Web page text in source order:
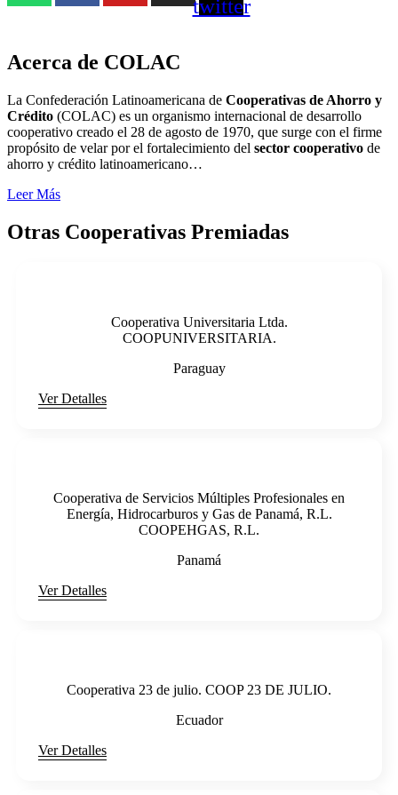
twitter
Acerca de COLAC
La Confederación Latinoamericana de Cooperativas de Ahorro y
Crédito (COLAC) es un organismo internacional de desarrollo
cooperativo creado el 28 de agosto de 1970, que surge con el firme
propósito de velar por el fortalecimiento del sector cooperativo de
ahorro y crédito latinoamericano…
Leer Más
Otras Cooperativas Premiadas
Cooperativa Universitaria Ltda.
COOPUNIVERSITARIA.
Paraguay
Ver Detalles
Cooperativa de Servicios Múltiples Profesionales en
Energía, Hidrocarburos y Gas de Panamá, R.L.
COOPEHGAS, R.L.
Panamá
Ver Detalles
Cooperativa 23 de julio. COOP 23 DE JULIO.
Ecuador
Ver Detalles